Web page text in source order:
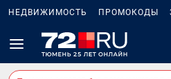
НЕДВИЖИМОСТЬ ПРОМОКОДЫ